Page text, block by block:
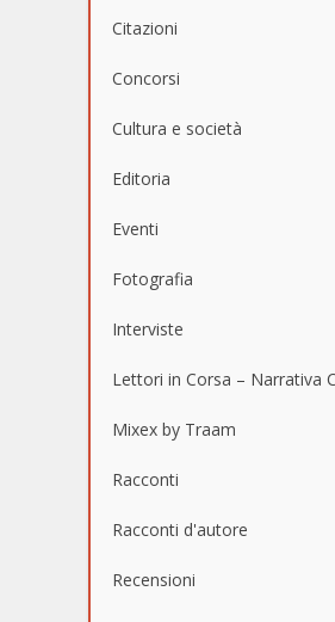
Citazioni
Concorsi
Cultura e società
Editoria
Eventi
Fotografia
Interviste
Lettori in Corsa – Narrativa
Mixex by Traam
Racconti
Racconti d'autore
Recensioni